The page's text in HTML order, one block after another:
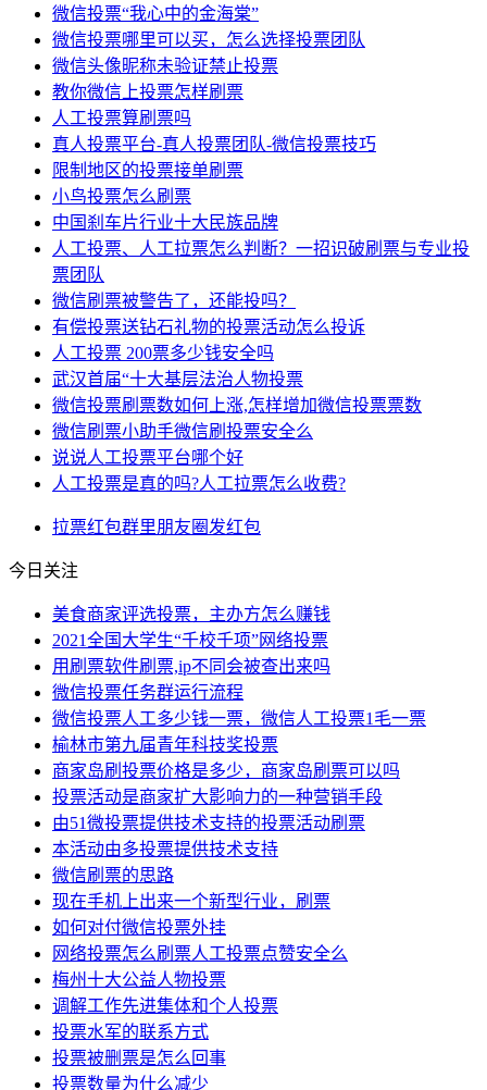
微信投票“我心中的金海棠”
微信投票哪里可以买，怎么选择投票团队
微信头像昵称未验证禁止投票
教你微信上投票怎样刷票
人工投票算刷票吗
真人投票平台-真人投票团队-微信投票技巧
限制地区的投票接单刷票
小鸟投票怎么刷票
中国刹车片行业十大民族品牌
人工投票、人工拉票怎么判断？一招识破刷票与专业投
票团队
微信刷票被警告了，还能投吗？
有偿投票送钻石礼物的投票活动怎么投诉
人工投票 200票多少钱安全吗
武汉首届“十大基层法治人物投票
微信投票刷票数如何上涨,怎样增加微信投票票数
微信刷票小助手微信刷投票安全么
说说人工投票平台哪个好
人工投票是真的吗?人工拉票怎么收费?
拉票红包群里朋友圈 发红包
今日关注
美食商家评选投票，主办方怎么赚钱
2021全国大学生“千校千项”网络投票
用刷票软件刷票,ip不同会被查出来吗
微信投票任务群运行流程
微信投票人工多少钱一票，微信人工投票1毛一票
榆林市第九届青年科技奖投票
商家岛刷投票价格是多少，商家岛刷票可以吗
投票活动是商家扩大影响力的一种营销手段
由51微投票提供技术支持的投票活动刷票
本活动由多投票提供技术支持
微信刷票的思路
现在手机上出来一个新型行业，刷票
如何对付微信投票外挂
网络投票怎么刷票人工投票点赞安全么
梅州十大公益人物投票
调解工作先进集体和个人投票
投票水军的联系方式
投票被删票是怎么回事
投票数量为什么减少